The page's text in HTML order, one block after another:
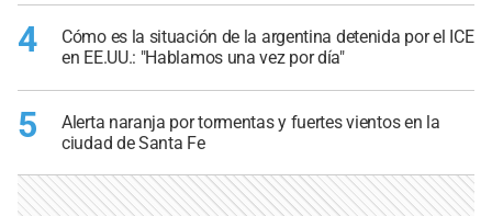
4
Cómo es la situación de la argentina detenida por el ICE
en EE.UU.: "Hablamos una vez por día"
5
Alerta naranja por tormentas y fuertes vientos en la
ciudad de Santa Fe